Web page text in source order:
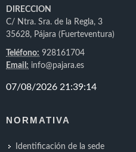
DIRECCION
C/ Ntra. Sra. de la Regla, 3
35628, Pájara (Fuerteventura)
Teléfono: 928161704
Email: info@pajara.es
NORMATIVA
Identificación de la sede